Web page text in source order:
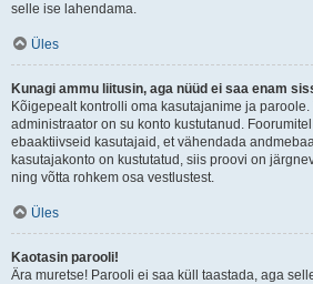
selle ise lahendama.
Üles
Kunagi ammu liitusin, aga nüüd ei saa enam
Kõigepealt kontrolli oma kasutajanime ja
administraator on su konto kustutanud.
ebaaktiivseid kasutajaid, et vähendada
kasutajakonto on kustutatud, siis proovi on
ning võtta rohkem osa vestlustest.
Üles
Kaotasin parooli!
Ära muretse! Parooli ei saa küll taastada, aga